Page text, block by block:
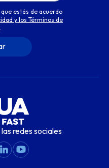
estás de acuerdo
y los Términos de
redes sociales